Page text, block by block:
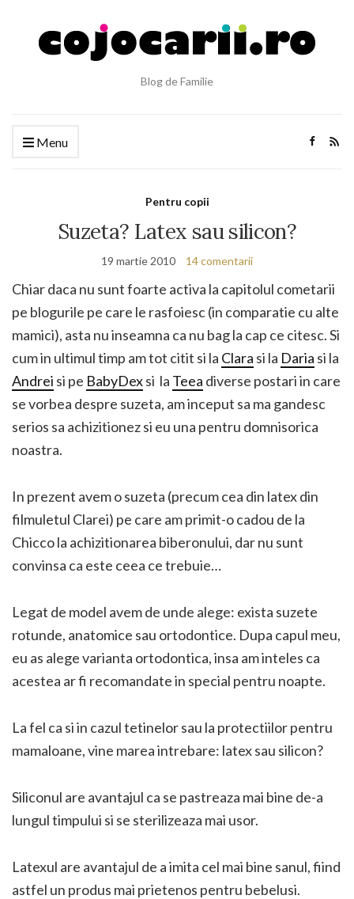
Blog de Familie
Menu
Pentru copii
Suzeta? Latex sau silicon?
19 martie 2010 14 comentarii
Chiar daca nu sunt foarte activa la capitolul cometarii
pe blogurile pe care le rasfoiesc (in comparatie cu alte
mamici), asta nu inseamna ca nu bag la cap ce citesc. Si
cum in ultimul timp am tot citit si la Clara si la Daria si la
Andrei si pe BabyDexsi la Teea diverse postari in care
se vorbea despre suzeta, am inceput sa ma gandesc
serios sa achizitionez si eu una pentru domnisorica
noastra.
In prezent avem o suzeta (precum cea din latex din
filmuletul Clarei) pe care am primit-o cadou de la
Chicco la achizitionarea biberonului, dar nu sunt
convinsa ca este ceea ce trebuie…
Legat de model avem de unde alege: exista suzete
rotunde, anatomice sau ortodontice. Dupa capul meu,
eu as alege varianta ortodontica, insa am inteles ca
acestea ar fi recomandate in special pentru noapte.
La fel ca si in cazul tetinelor sau la protectiilor pentru
mamaloane, vine marea intrebare: latex sau silicon?
Siliconul are avantajul ca se pastreaza mai bine de-a
lungul timpului si se sterilizeaza mai usor.
Latexul are avantajul de a imita cel mai bine sanul, fiind
astfel un produs mai prietenos pentru bebelusi.